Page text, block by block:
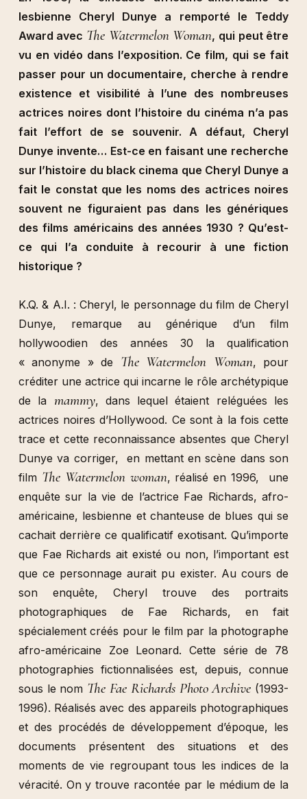
lesbienne Cheryl Dunye a remporté le Teddy
Award avec The Watermelon Woman, qui peut être
vu en vidéo dans l’exposition. Ce film, qui se fait
passer pour un documentaire, cherche à rendre
existence et visibilité à l’une des nombreuses
actrices noires dont l’histoire du cinéma n’a pas
fait l’effort de se souvenir. A défaut, Cheryl
Dunye invente… Est-ce en faisant une recherche
sur l’histoire du black cinema que Cheryl Dunye a
fait le constat que les noms des actrices noires
souvent ne figuraient pas dans les génériques
des films américains des années 1930 ? Qu’est-
ce qui l’a conduite à recourir à une fiction
historique ?
K.Q. & A.I. : Cheryl, le personnage du film de Cheryl
Dunye, remarque au générique d’un film
hollywoodien des années 30 la qualification
« anonyme » de The Watermelon Woman, pour
créditer une actrice qui incarne le rôle archétypique
de la mammy, dans lequel étaient reléguées les
actrices noires d’Hollywood. Ce sont à la fois cette
trace et cette reconnaissance absentes que Cheryl
Dunye va corriger, en mettant en scène dans son
film The Watermelon woman, réalisé en 1996, une
enquête sur la vie de l’actrice Fae Richards, afro-
américaine, lesbienne et chanteuse de blues qui se
cachait derrière ce qualificatif exotisant. Qu’importe
que Fae Richards ait existé ou non, l’important est
que ce personnage aurait pu exister. Au cours de
son enquête, Cheryl trouve des portraits
photographiques de Fae Richards, en fait
spécialement créés pour le film par la photographe
afro-américaine Zoe Leonard. Cette série de 78
photographies fictionnalisées est, depuis, connue
sous le nom The Fae Richards Photo Archive (1993-
1996). Réalisés avec des appareils photographiques
et des procédés de développement d’époque, les
documents présentent des situations et des
moments de vie regroupant tous les indices de la
véracité. On y trouve racontée par le médium de la